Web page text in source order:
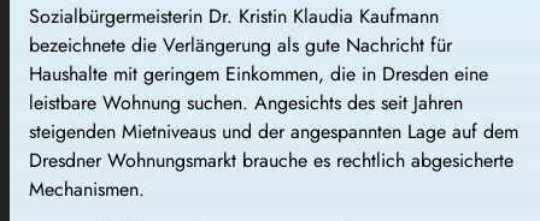
Sozialbürgermeisterin Dr. Kristin Klaudia Kaufmann
bezeichnete die Verlängerung als gute Nachricht für
Haushalte mit geringem Einkommen, die in Dresden eine
leistbare Wohnung suchen. Angesichts des seit Jahren
steigenden Mietniveaus und der angespannten Lage auf dem
Dresdner Wohnungsmarkt brauche es rechtlich abgesicherte
Mechanismen.